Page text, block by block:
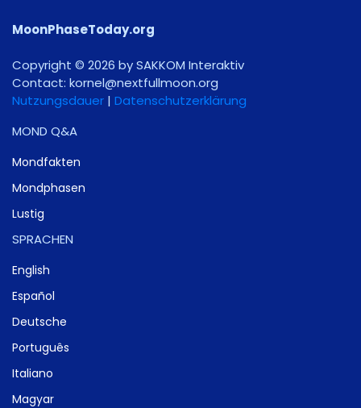
MoonPhaseToday.org
Copyright © 2026 by SAKKOM Interaktiv
Contact: gro.noomlluftxen@lenrok
Nutzungsdauer | Datenschutzerklärung
MOND Q&A
Mondfakten
Mondphasen
Lustig
SPRACHEN
English
Español
Deutsche
Português
Italiano
Magyar